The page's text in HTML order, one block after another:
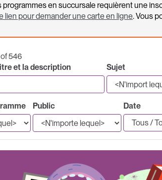
programmes en succursale requièrent une
lien pour demander une carte en ligne. Vous
546
et la description
Sujet
Public
Date